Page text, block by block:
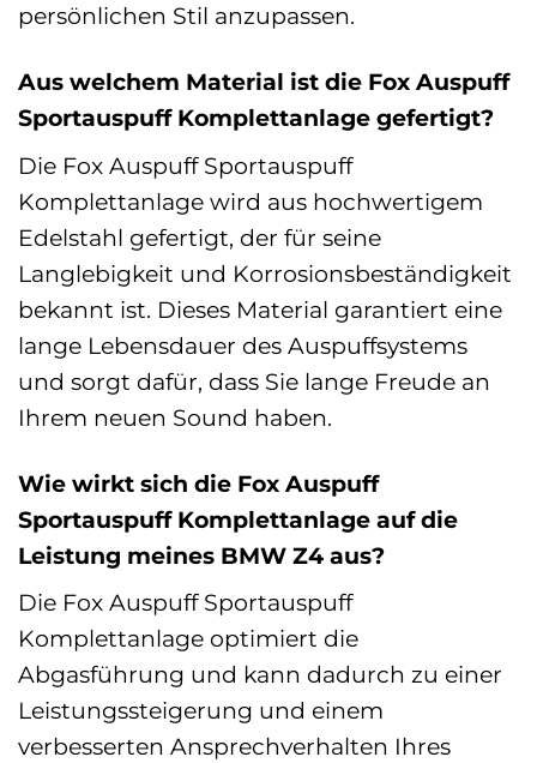
persönlichen Stil anzupassen.
Aus welchem Material ist die Fox Auspuff
Sportauspuff Komplettanlage gefertigt?
Die Fox Auspuff Sportauspuff
Komplettanlage wird aus hochwertigem
Edelstahl gefertigt, der für seine
Langlebigkeit und Korrosionsbeständigkeit
bekannt ist. Dieses Material garantiert eine
lange Lebensdauer des Auspuffsystems
und sorgt dafür, dass Sie lange Freude an
Ihrem neuen Sound haben.
Wie wirkt sich die Fox Auspuff
Sportauspuff Komplettanlage auf die
Leistung meines BMW Z4 aus?
Die Fox Auspuff Sportauspuff
Komplettanlage optimiert die
Abgasführung und kann dadurch zu einer
Leistungssteigerung und einem
verbesserten Ansprechverhalten Ihres